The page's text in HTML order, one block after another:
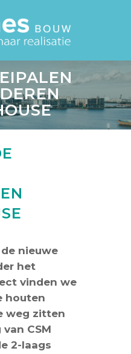
nieuwe
het
vinden we
houten
weg zitten
CSM
2-laags